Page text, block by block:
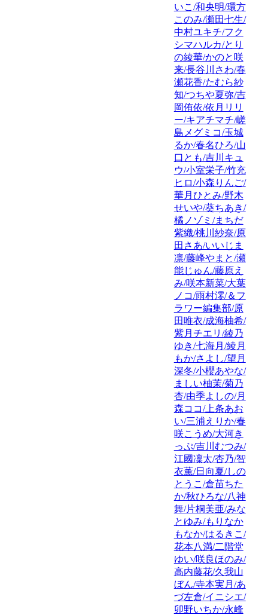
いこ/和央明/環方
このみ/瀬田七生/
中村ユキチ/フク
シマハルカ/とり
の綾華/かのと咲
来/長谷川さわ/春
瀬花香/たむら紗
知/つちや夏弥/吉
岡侑依/依月リリ
ー/キアチマチ/嵯
島メグミコ/玉城
るか/春名ひろ/山
口とも/吉川キュ
ウ/小室栄子/竹充
ヒロ/小森りんご/
華月ひとみ/野木
せいや/葵ちあき/
橘ノゾミ/まちだ
紫織/桃川紗奈/原
田さあ/いいじま
凛/藤峰やまと/瀬
能じゅん/藤原え
み/咲本新菜/大葉
ノコ/雨村澪/＆フ
ラワー編集部/原
田唯衣/成海柚希/
紫月チエリ/綾乃
ゆき/七海月/綾月
もか/さよし/望月
深冬/小櫻あやな/
ましい柚茉/菊乃
杏/由季よしの/月
森ココ/上条あお
い/三浦えりか/春
咲こうめ/大河き
っぷ/吉川むつみ/
江國凜太/杏乃/智
衣薫/日向夏/しの
とうこ/倉苗ちた
か/秋ひろな/八神
舞/片桐美亜/みな
とゆみ/もりなか
もなか/はるきこ/
花本八満/二階堂
ゆい/咲良ほのみ/
高内藤花/久我山
ぼん/寺本実月/あ
づ左倉/イニシエ/
卯野いちか/永峰